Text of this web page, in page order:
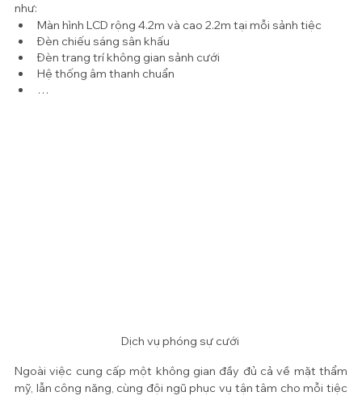
như:
Màn hình LCD rộng 4.2m và cao 2.2m tại mỗi sảnh tiệc
Đèn chiếu sáng sân khấu
Đèn trang trí không gian sảnh cưới
Hệ thống âm thanh chuẩn
…
Dịch vụ phóng sự cưới
Ngoài việc cung cấp một không gian đầy đủ cả về mặt thẩm
mỹ, lẫn công năng, cùng đội ngũ phục vụ tận tâm cho mỗi tiệc